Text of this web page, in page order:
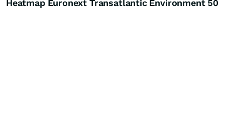
Heatmap Euronext Transatlantic Environment 50